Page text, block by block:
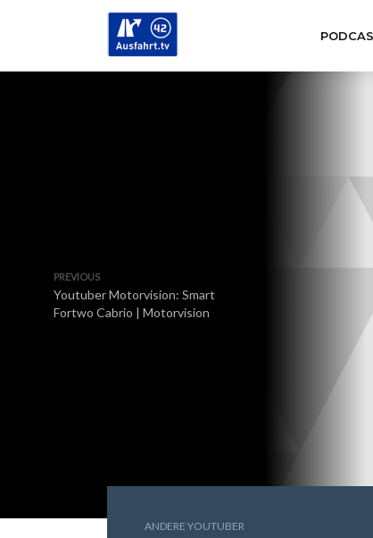
PREVIOUS
Youtuber Motorvision: Smart
Fortwo Cabrio | Motorvision
ANDERE YOUTUBER